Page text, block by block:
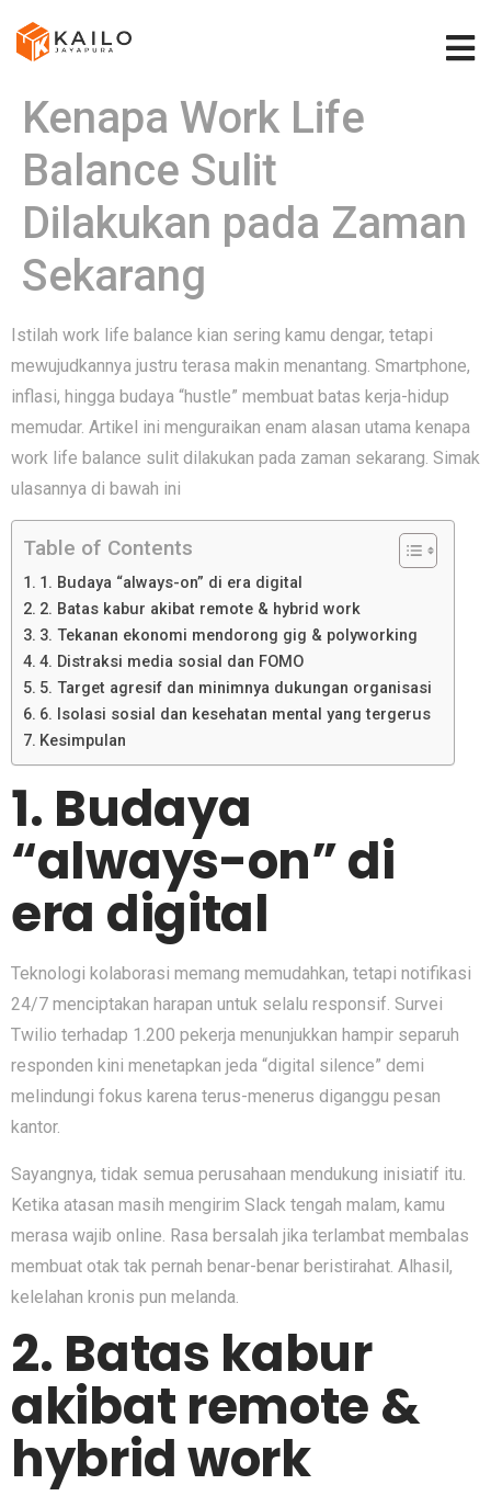
Kenapa Work Life
Balance Sulit
Dilakukan pada Zaman
Sekarang
Istilah work life balance kian sering kamu dengar, tetapi
mewujudkannya justru terasa makin menantang. Smartphone,
inflasi, hingga budaya “hustle” membuat batas kerja-hidup
memudar. Artikel ini menguraikan enam alasan utama kenapa
work life balance sulit dilakukan pada zaman sekarang. Simak
ulasannya di bawah ini
Table of Contents
1. Budaya “always-on” di era digital
2. Batas kabur akibat remote & hybrid work
3. Tekanan ekonomi mendorong gig & polyworking
4. Distraksi media sosial dan FOMO
5. Target agresif dan minimnya dukungan organisasi
6. Isolasi sosial dan kesehatan mental yang tergerus
Kesimpulan
1. Budaya
“always-on” di
era digital
Teknologi kolaborasi memang memudahkan, tetapi notifikasi
24/7 menciptakan harapan untuk selalu responsif. Survei
Twilio terhadap 1.200 pekerja menunjukkan hampir separuh
responden kini menetapkan jeda “digital silence” demi
melindungi fokus karena terus-menerus diganggu pesan
kantor.
Sayangnya, tidak semua perusahaan mendukung inisiatif itu.
Ketika atasan masih mengirim Slack tengah malam, kamu
merasa wajib online. Rasa bersalah jika terlambat membalas
membuat otak tak pernah benar-benar beristirahat. Alhasil,
kelelahan kronis pun melanda.
2. Batas kabur
akibat remote &
hybrid work